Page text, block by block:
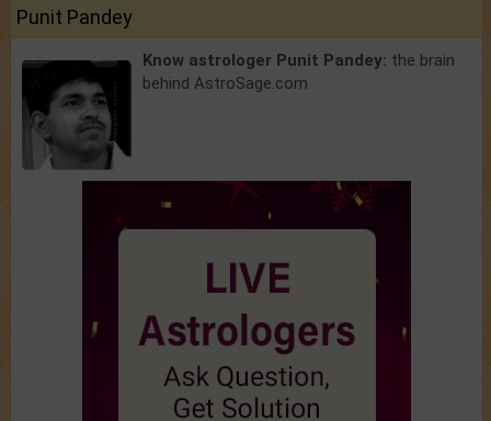
Punit Pandey
Know astrologer Punit Pandey: the brain
behind AstroSage.com